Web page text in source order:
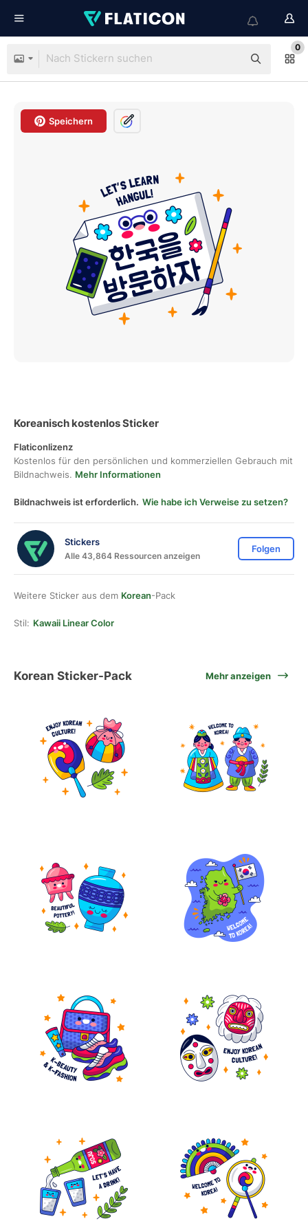
0
Speichern
Koreanisch kostenlos Sticker
Flaticonlizenz
Kostenlos für den persönlichen und kommerziellen Gebrauch mit
Bildnachweis. Mehr Informationen
Bildnachweis ist erforderlich. Wie habe ich Verweise zu setzen?
Stickers
Alle 43,864 Ressourcen anzeigen
Folgen
Weitere Sticker aus dem Korean-Pack
Stil: Kawaii Linear Color
Korean Sticker-Pack Mehr anzeigen